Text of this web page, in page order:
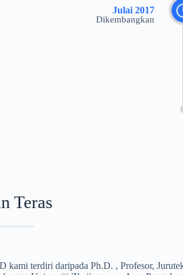
Julai 2017
Dikembangkan
Teras
kami terdiri daripada Ph.D. , Profesor,